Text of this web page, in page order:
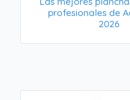
profesionales de
2026